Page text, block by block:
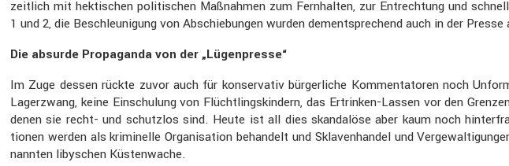
zeitlich mit hekti­schen politi­schen Maßnahmen zum Fernhalten, zur Entrech­tung und
1 und 2, die Beschleu­ni­gung von Abschie­bungen wurden dementspre­chend auch in der
Die absurde Propa­ganda von der „Lügen­presse“
Im Zuge dessen rückte zuvor auch für konser­vativ bürger­liche Kommen­ta­toren noch
Lager­zwang, keine Einschu­lung von Flücht­lings­kin­dern, das Ertrinken-Lassen vor den
denen sie recht- und schutzlos sind. Heute ist all dies skanda­löse aber kaum noch
tionen werden als krimi­nelle Organi­sa­tion behan­delt und Sklaven­handel und
nannten libyschen Küsten­wache.